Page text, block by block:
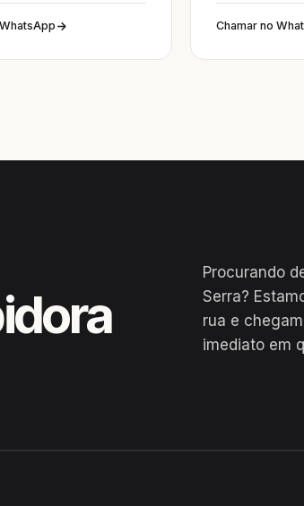
Chamar no
Procurando
Serra?
rua e
imediato em